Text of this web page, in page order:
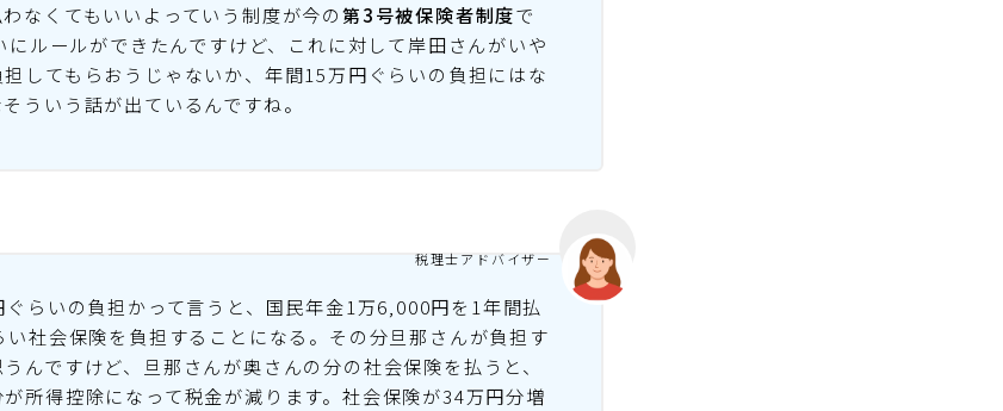
なくてもいいよっていう制度が今の第3号被保険者制度で
にルールができたんですけど、これに対して岸田さんがいや
してもらおうじゃないか、年間15万円ぐらいの負担にはな
ういう話が出ているんですね。
らいの負担かって言うと、国民年金1万6,000円を1年間払
い社会保険を負担することになる。その分旦那さんが負担す
んですけど、旦那さんが奥さんの分の社会保険を払うと、
所得控除になって税金が減ります。社会保険が34万円分増
税理士アドバイザー